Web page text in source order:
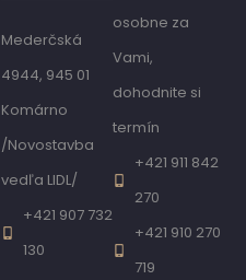
Mederčská
4944, 945 01
Komárno
/Novostavba
vedľa LIDL/
+421 907 732
130
osobne za
Vami,
dohodnite si
termín
+421 911 842
270
+421 910 270
719